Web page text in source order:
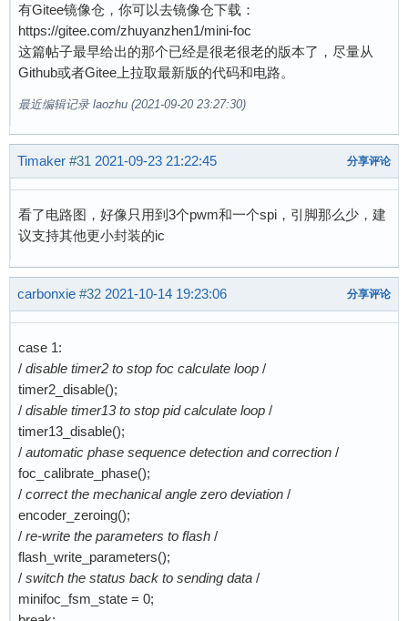
有Gitee镜像仓，你可以去镜像仓下载：
https://gitee.com/zhuyanzhen1/mini-foc
这篇帖子最早给出的那个已经是很老很老的版本了，尽量从
Github或者Gitee上拉取最新版的代码和电路。
最近编辑记录 laozhu (2021-09-20 23:27:30)
Timaker #31 2021-09-23 21:22:45 分享评论
看了电路图，好像只用到3个pwm和一个spi，引脚那么少，建
议支持其他更小封装的ic
carbonxie #32 2021-10-14 19:23:06 分享评论
case 1:
/ disable timer2 to stop foc calculate loop /
timer2_disable();
/ disable timer13 to stop pid calculate loop /
timer13_disable();
/ automatic phase sequence detection and correction /
foc_calibrate_phase();
/ correct the mechanical angle zero deviation /
encoder_zeroing();
/ re-write the parameters to flash /
flash_write_parameters();
/ switch the status back to sending data /
minifoc_fsm_state = 0;